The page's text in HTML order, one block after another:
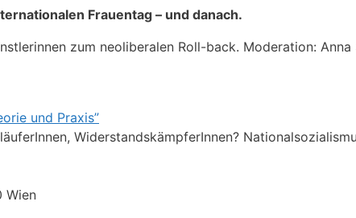
Frauentag – und danach.
zum neoliberalen Roll-back. Moderation: Anna
und Praxis”
WiderstandskämpferInnen?
Wien